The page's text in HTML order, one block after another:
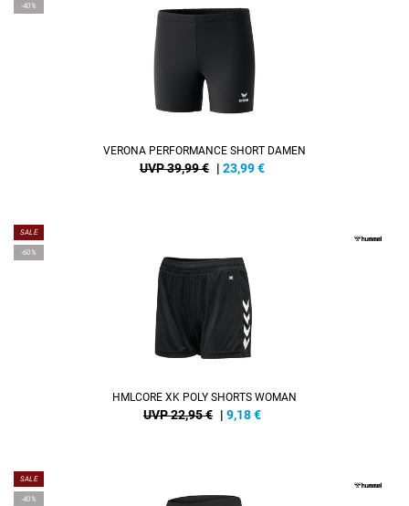
-40%
VERONA PERFORMANCE SHORT DAMEN
UVP 39,99 € | 23,99€
SALE
-60%
HMLCORE XK POLY SHORTS WOMAN
UVP 22,95 € | 9,18€
SALE
-40%